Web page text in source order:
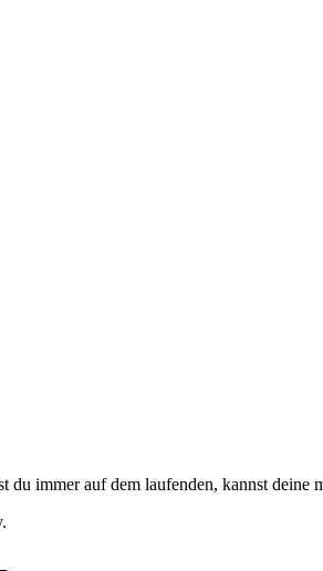
immer auf dem laufenden, kannst deine